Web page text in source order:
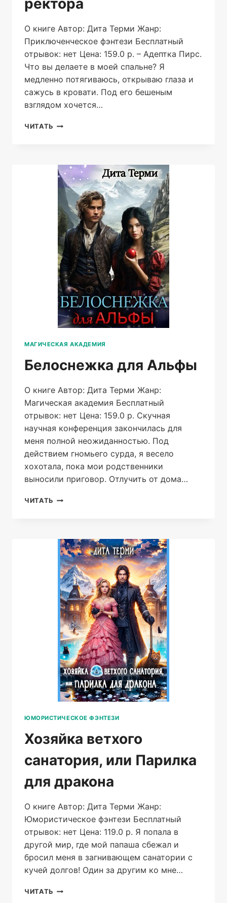
ректора
О книге Автор: Дита Терми Жанр:
Приключенческое фэнтези Бесплатный
отрывок: нет Цена: 159.0 р. – Адептка Пирс.
Что вы делаете в моей спальне? Я
медленно потягиваюсь, открываю глаза и
сажусь в кровати. Под его бешеным
взглядом хочется…
ЧИТАТЬ КРАСАВИЦА
МАГИЧЕСКАЯ АКАДЕМИЯ
Белоснежка для Альфы
О книге Автор: Дита Терми Жанр:
Магическая академия Бесплатный
отрывок: нет Цена: 159.0 р. Скучная
научная конференция закончилась для
меня полной неожиданностью. Под
действием гномьего сурда, я весело
хохотала, пока мои родственники
выносили приговор. Отлучить от дома…
ЧИТАТЬ БЕЛОСНЕЖКА
ЮМОРИСТИЧЕСКОЕ ФЭНТЕЗИ
Хозяйка ветхого
санатория, или Парилка
для дракона
О книге Автор: Дита Терми Жанр:
Юмористическое фэнтези Бесплатный
отрывок: нет Цена: 119.0 р. Я попала в
другой мир, где мой папаша сбежал и
бросил меня в загнивающем санатории с
кучей долгов! Один за другим ко мне…
ЧИТАТЬ ХОЗЯЙКА